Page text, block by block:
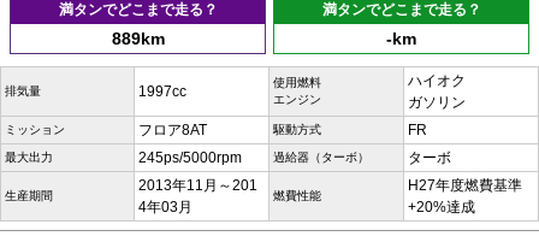
満タンでどこまで走る？
889km
満タンでどこまで走る？
-km
排気量 1997cc
使用燃料
エンジン
ハイオク
ガソリン
ミッション フロア8AT 駆動方式 FR
最大出力 245ps/5000rpm 過給器（ターボ） ターボ
生産期間
2013年11月～201
4年03月
燃費性能
H27年度燃費基準
+20%達成